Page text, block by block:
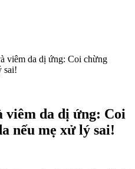
viêm da dị ứng: Coi chừng
sai!
viêm da dị ứng: Coi
nếu mẹ xử lý sai!